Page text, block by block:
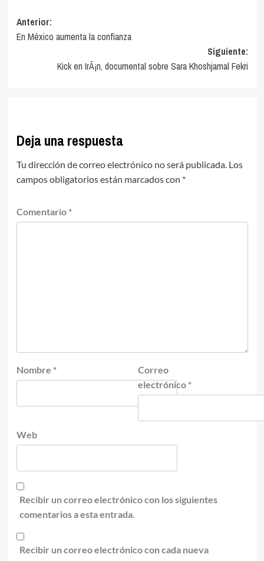
Navegación
de
entradas
Anterior:
En México aumenta la confianza
Siguiente:
Kick en IrÃ¡n, documental sobre Sara Khoshjamal Fekri
Deja una respuesta
Tu dirección de correo electrónico no será publicada. Los
campos obligatorios están marcados con *
Comentario *
Nombre *
Correo
electrónico *
Web
Recibir un correo electrónico con los siguientes
comentarios a esta entrada.
Recibir un correo electrónico con cada nueva